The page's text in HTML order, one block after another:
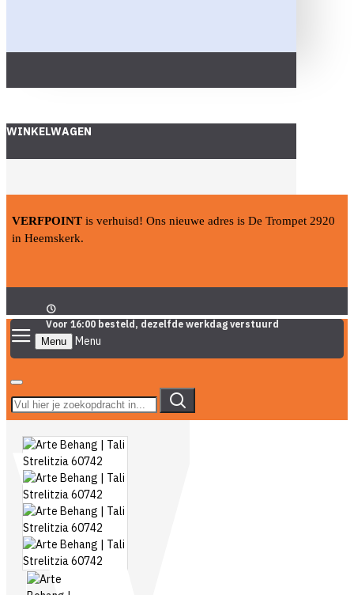
WINKELWAGEN
VERFPOINT is verhuisd! Ons nieuwe adres is De Trompet 2920
in Heemskerk.
Voor 16:00 besteld, dezelfde werkdag verstuurd
Menu